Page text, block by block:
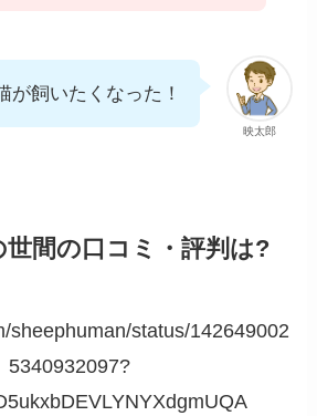
映太郎
が飼いたくなった！
世間の口コミ・評判は?
sheephuman/status/142649002
5340932097?